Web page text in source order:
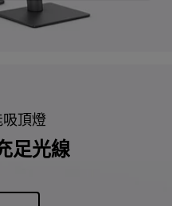
吸頂燈
足光線